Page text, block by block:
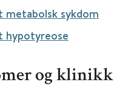
sykdom
hypotyreose
og klinikk